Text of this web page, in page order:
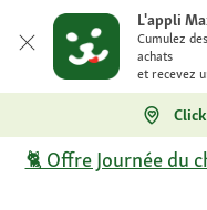
L'appli
Cumulez
achats
et recevez
🐈 Offre Journée du